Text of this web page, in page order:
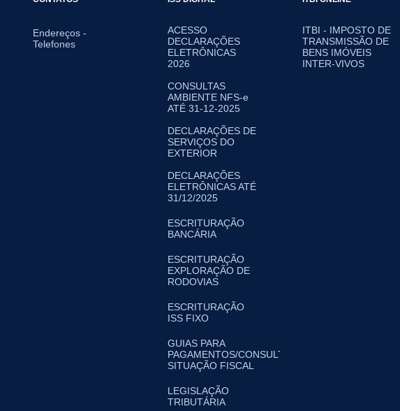
Endereços -
Telefones
ACESSO
DECLARAÇÕES
ELETRÔNICAS
2026
CONSULTAS
AMBIENTE NFS-e
ATÉ 31-12-2025
DECLARAÇÕES DE
SERVIÇOS DO
EXTERIOR
DECLARAÇÕES
ELETRÔNICAS ATÉ
31/12/2025
ESCRITURAÇÃO
BANCÁRIA
ESCRITURAÇÃO
EXPLORAÇÃO DE
RODOVIAS
ESCRITURAÇÃO
ISS FIXO
GUIAS PARA
PAGAMENTOS/CONSULTA
SITUAÇÃO FISCAL
LEGISLAÇÃO
TRIBUTÁRIA
ITBI - IMPOSTO DE
TRANSMISSÃO DE
BENS IMÓVEIS
INTER-VIVOS